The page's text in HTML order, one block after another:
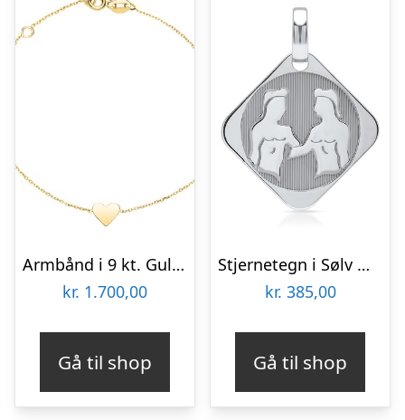
Armbånd i 9 kt. Guld med Hjerte 16 og 18 cm – Mulighed for gravering
kr. 1.700,00
Gå til shop
Stjernetegn i Sølv med Tvillingen – Mulighed for gravering
kr. 385,00
Gå til shop